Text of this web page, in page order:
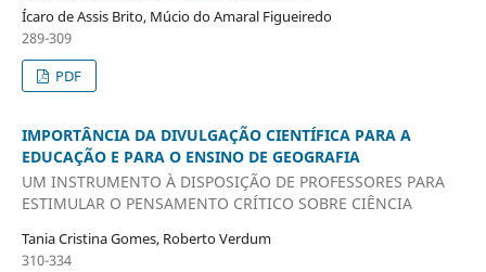
Ícaro de Assis Brito, Múcio do Amaral Figueiredo
289-309
PDF
IMPORTÂNCIA DA DIVULGAÇÃO CIENTÍFICA PARA A
EDUCAÇÃO E PARA O ENSINO DE GEOGRAFIA
UM INSTRUMENTO À DISPOSIÇÃO DE PROFESSORES PARA
ESTIMULAR O PENSAMENTO CRÍTICO SOBRE CIÊNCIA
Tania Cristina Gomes, Roberto Verdum
310-334